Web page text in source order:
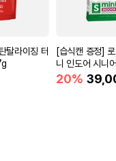
탈라이징 터
[습식캔 증정]
니 인도어 시니
움
20%